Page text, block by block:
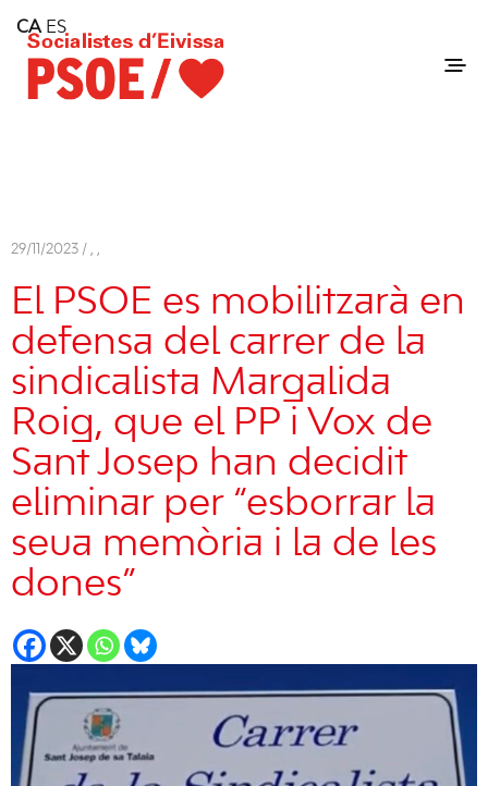
Consell Insular d'Eivissa
Services
Contact
29/11/2023 / , ,
El PSOE es mobilitzarà en
defensa del carrer de la
sindicalista Margalida
Roig, que el PP i Vox de
Sant Josep han decidit
eliminar per “esborrar la
seua memòria i la de les
dones”
CA ES